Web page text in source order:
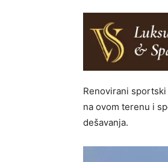
Renovirani
na ovom terenu i
dešavanja.